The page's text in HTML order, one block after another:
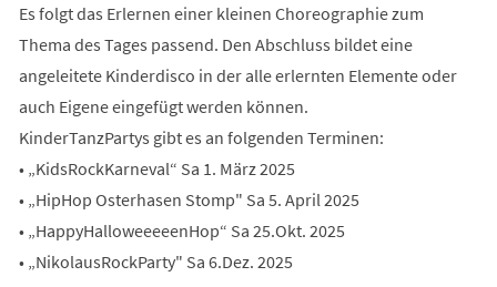
Es folgt das Erlernen einer kleinen Choreographie zum
Thema des Tages passend. Den Abschluss bildet eine
angeleitete Kinderdisco in der alle erlernten Elemente oder
auch Eigene eingefügt werden können.
KinderTanzPartys gibt es an folgenden Terminen:
• „KidsRockKarneval“ Sa 1. März 2025
• „HipHop Osterhasen Stomp" Sa 5. April 2025
• „HappyHalloweeeeenHop“ Sa 25.Okt. 2025
• „NikolausRockParty" Sa 6.Dez. 2025